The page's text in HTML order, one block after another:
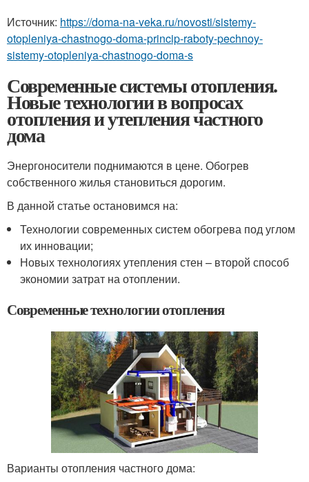
Источник: https://doma-na-veka.ru/novosti/sistemy-
otopleniya-chastnogo-doma-princip-raboty-pechnoy-
sistemy-otopleniya-chastnogo-doma-s
Современные системы отопления.
Новые технологии в вопросах
отопления и утепления частного
дома
Энергоносители поднимаются в цене. Обогрев
собственного жилья становиться дорогим.
В данной статье остановимся на:
Технологии современных систем обогрева под углом
их инновации;
Новых технологиях утепления стен – второй способ
экономии затрат на отоплении.
Современные технологии отопления
Варианты отопления частного дома: